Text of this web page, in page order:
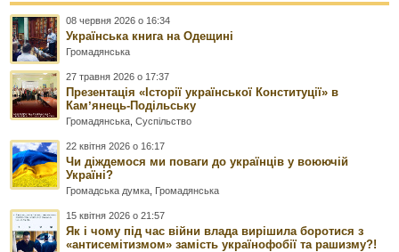
08 червня 2026 о 16:34
Українська книга на Одещині
Громадянська
27 травня 2026 о 17:37
Презентація «Історії української Конституції» в
Камʼянець-Подільську
Громадянська ,Суспільство
22 квітня 2026 о 16:17
Чи діждемося ми поваги до українців у воюючій
Україні?
Громадська думка Громадянська
15 квітня 2026 о 21:57
Як і чому під час війни влада вирішила боротися з
«антисемітизмом» замість українофобії та рашизму?!